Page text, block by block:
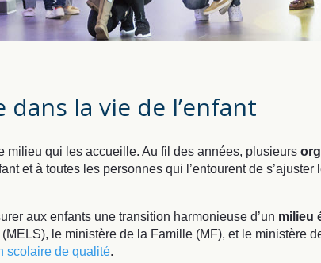
la vie de l’enfant
milieu qui les accueille. Au fil des années, plusieurs
et à toutes les personnes qui l’entourent de s’ajuster
aux enfants une transition harmonieuse d’un milieu
(MELS), le ministère de la Famille (MF), et le ministère
scolaire de qualité.